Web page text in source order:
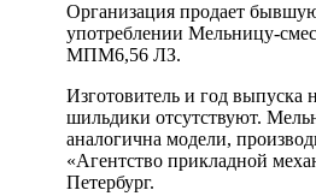
Организация продает
употреблении Мельницу-
МПМ6,56 ЛЗ.
Изготовитель и год выпуска
шильдики отсутствуют.
аналогична модели,
«Агентство прикладной
Петербург.